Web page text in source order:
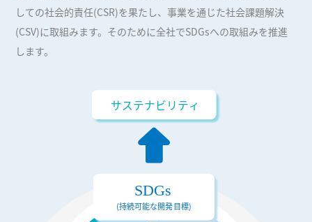
しての社会的責任(CSR)を果たし、事業を通じた社会課題解決
(CSV)に取組みます。そのために全社でSDGsへの取組みを推進
します。